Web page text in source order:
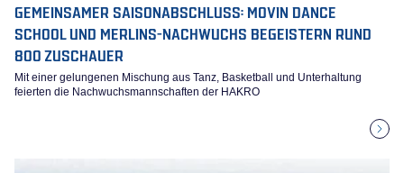
GEMEINSAMER SAISONABSCHLUSS: MOVIN DANCE
SCHOOL UND MERLINS-NACHWUCHS BEGEISTERN RUND
800 ZUSCHAUER
Mit einer gelungenen Mischung aus Tanz, Basketball und Unterhaltung
feierten die Nachwuchsmannschaften der HAKRO